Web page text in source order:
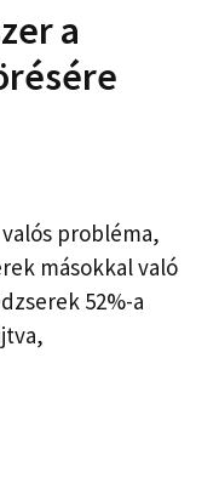
a
probléma,
másokkal való
52%-a